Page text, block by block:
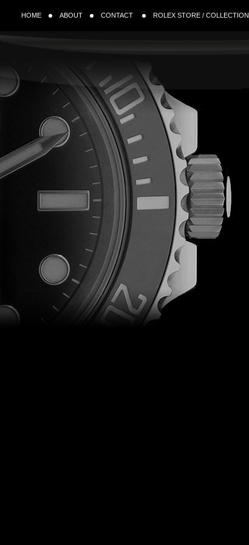
HOME ABOUT CONTACT ROLEX STORE / COLLECTION